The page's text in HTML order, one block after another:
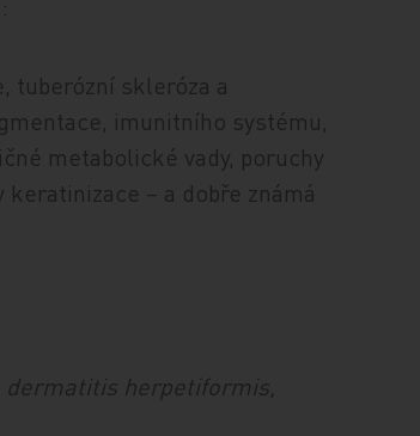
tuberózní skleróza a
imunitního systému,
metabolické vady, poruchy
– a dobře známá
herpetiformis,